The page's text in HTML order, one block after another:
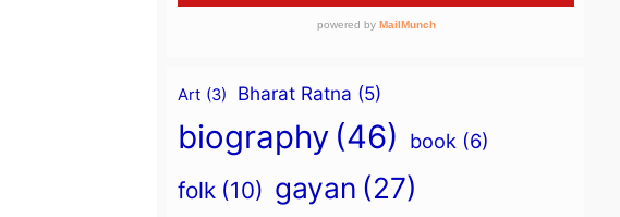
Art (3) Bharat Ratna (5)
biography (46) book (6)
folk (10) gayan (27)